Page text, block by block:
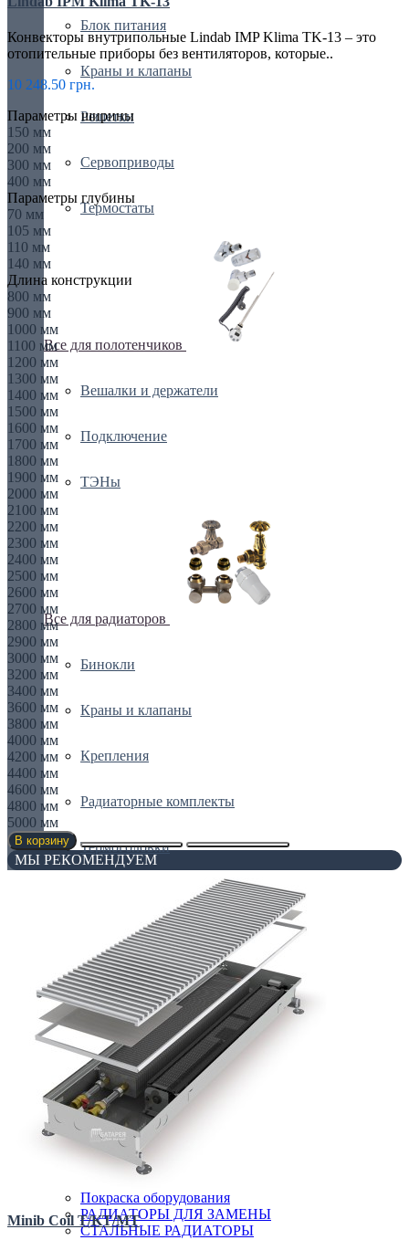
Блок питания
Краны и клапаны
Решетки
Сервоприводы
Термостаты
Все для полотенчиков
Вешалки и держатели
Подключение
ТЭНы
Все для радиаторов
Бинокли
Краны и клапаны
Крепления
Радиаторные комплекты
Термоголовки
Смотреть все...
Конвекторы
ВНУТРИПОЛЬНЫЕ КОНВЕКТОРЫ
ВНУТРИСТЕННЫЕ КОНВЕКТОРЫ
Все для конвекторов
НАПОЛЬНЫЕ КОНВЕКТОРЫ
НАСТЕННЫЕ КОНВЕКТОРЫ
ПЛИНТУСНЫЕ КОНВЕКТОРЫ
СПЕЦИАЛЬНЫЕ КОНВЕКТОРЫ
Радиаторы
АЛЮМИНИЕВЫЕ РАДИАТОРЫ
БИМЕТАЛИЧЕСКИЕ РАДИАТОРЫ
Все для радиаторов
Покраска оборудования
РАДИАТОРЫ ДЛЯ ЗАМЕНЫ
СТАЛЬНЫЕ РАДИАТОРЫ
Конвекторы внутрипольные Lindab IMP Klima TK-13 – это
отопительные приборы без вентиляторов, которые..
10 248.50 грн.
Параметры ширины
150 мм
200 мм
300 мм
400 мм
Параметры глубины
70 мм
105 мм
110 мм
140 мм
Длина конструкции
800 мм
900 мм
1000 мм
1100 мм
1200 мм
1300 мм
1400 мм
1500 мм
1600 мм
1700 мм
1800 мм
1900 мм
2000 мм
2100 мм
2200 мм
2300 мм
2400 мм
2500 мм
2600 мм
2700 мм
2800 мм
2900 мм
3000 мм
3200 мм
3400 мм
3600 мм
3800 мм
4000 мм
4200 мм
4400 мм
4600 мм
4800 мм
5000 мм
В корзину
МЫ РЕКОМЕНДУЕМ
Minib Coil T/KT/MT